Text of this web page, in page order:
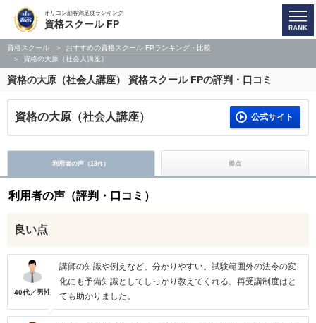
オリコン顧客満足度ランキング
資格スクール FP
資格スクール
おすすめの資格スクール FPランキング・比較
資格の大原（社会人講座）
資格の大原（社会人講座） 資格スクール FPの評判・口コミ
資格の大原（社会人講座） 公式サイト
利用者の声（18件） 得点
利用者の声（評判・口コミ）
良い点
40代／男性
講師の知識や例えなど、分かりやすい。試験範囲外の法令の変
化にも予備知識としてしっかり教えてくれる。再受講制度はと
ても助かりました。